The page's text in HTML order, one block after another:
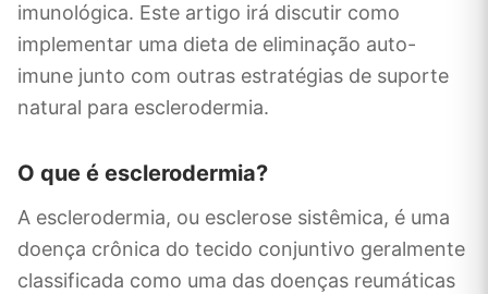
imunológica. Este artigo irá discutir como
implementar uma dieta de eliminação auto-
imune junto com outras estratégias de suporte
natural para esclerodermia.
O que é esclerodermia?
A esclerodermia, ou esclerose sistêmica, é uma
doença crônica do tecido conjuntivo geralmente
classificada como uma das doenças reumáticas